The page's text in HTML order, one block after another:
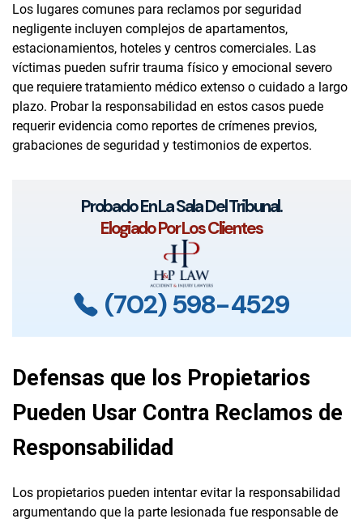
Los lugares comunes para reclamos por seguridad
negligente incluyen complejos de apartamentos,
estacionamientos, hoteles y centros comerciales. Las
víctimas pueden sufrir trauma físico y emocional severo
que requiere tratamiento médico extenso o cuidado a largo
plazo. Probar la responsabilidad en estos casos puede
requerir evidencia como reportes de crímenes previos,
grabaciones de seguridad y testimonios de expertos.
Probado En La Sala Del Tribunal.
Elogiado Por Los Clientes
(702) 598-4529
Defensas que los Propietarios
Pueden Usar Contra Reclamos de
Responsabilidad
Los propietarios pueden intentar evitar la responsabilidad
argumentando que la parte lesionada fue responsable de